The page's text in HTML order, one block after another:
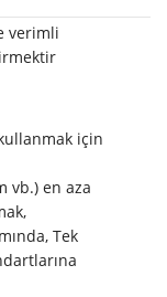
verimli
için
vb.) en aza
Tek